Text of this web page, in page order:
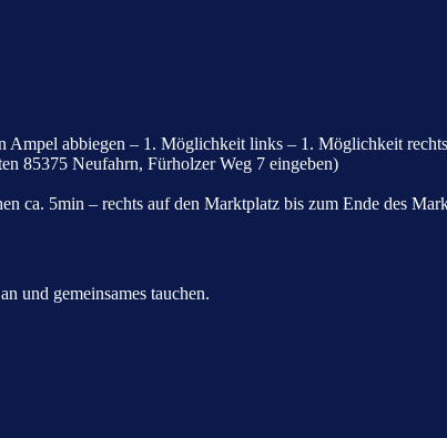
abbiegen – 1. Möglichkeit links – 1. Möglichkeit
85375 Neufahrn, Fürholzer Weg 7 eingeben)
ca. 5min – rechts auf den Marktplatz bis zum Ende des
und gemeinsames tauchen.